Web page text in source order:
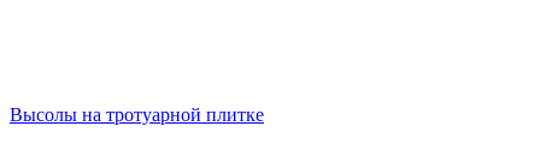
Высолы на тротуарной плитке